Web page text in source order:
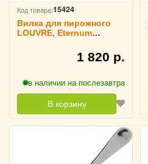
Код товара:15424
Вилка для пирожного
LOUVRE, Eternum
1 820 р.
в наличии на послезавтра
В корзину